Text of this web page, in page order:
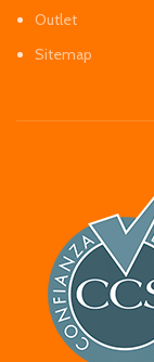
Outlet
Sitemap